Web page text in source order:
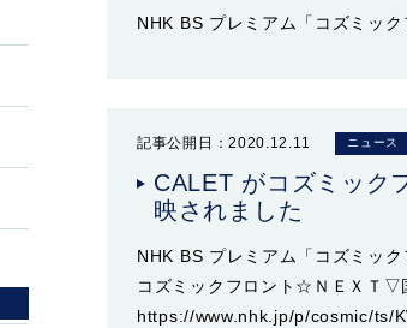
NHK BS プレミアム「コズミッ
記事公開日：2020.12.11 ニュース
CALET がコズミック
映されました
NHK BS プレミアム「コズミッ
コズミックフロント☆ＮＥＸＴ
https://www.nhk.jp/p/cosmic/ts/